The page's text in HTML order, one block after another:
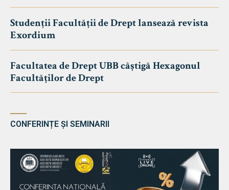
Studenții Facultății de Drept lansează revista
Exordium
Facultatea de Drept UBB câștigă Hexagonul
Facultăților de Drept
CONFERINȚE ȘI SEMINARII